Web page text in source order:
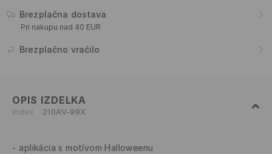
Brezplačna dostava
Pri nakupu nad 40 EUR
Brezplačno vračilo
OPIS IZDELKA
Index 210AV-99X
aplikácia s motívom Halloweenu